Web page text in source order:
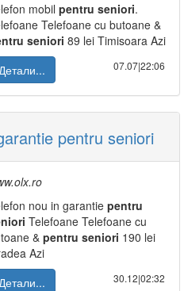
mobil pentru seniori.
Telefoane cu butoane &
seniori 89 lei Timisoara Azi
07.07|22:06
pentru seniori
nou in garantie pentru
Telefoane Telefoane cu
& pentru seniori 190 lei
Azi
30.12|02:32